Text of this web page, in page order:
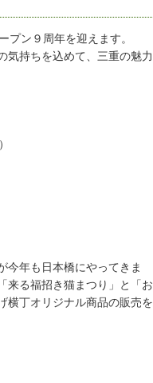
ン９周年を迎えます。
持ちを込めて、三重の魅力
年も日本橋にやってきま
来る福招き猫まつり」と「お
横丁オリジナル商品の販売を